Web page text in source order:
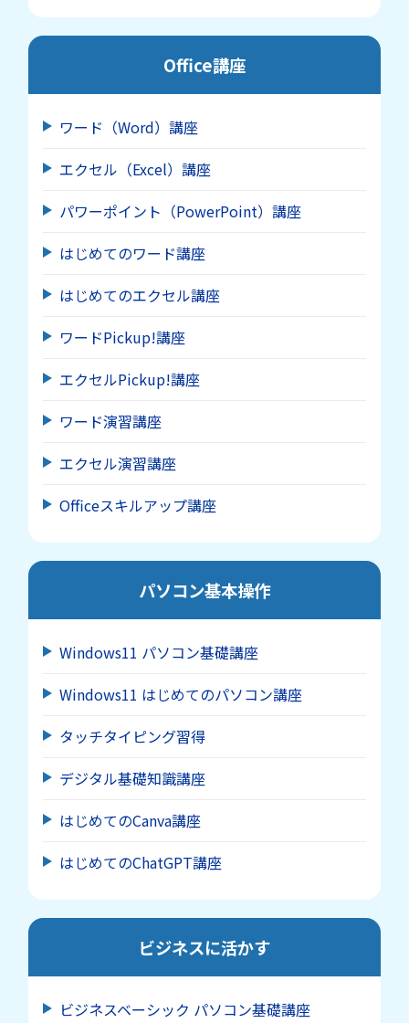
Office講座
ワード（Word）講座
エクセル（Excel）講座
パワーポイント（PowerPoint）講座
はじめてのワード講座
はじめてのエクセル講座
ワードPickup!講座
エクセルPickup!講座
ワード演習講座
エクセル演習講座
Officeスキルアップ講座
パソコン基本操作
Windows11 パソコン基礎講座
Windows11 はじめてのパソコン講座
タッチタイピング習得
デジタル基礎知識講座
はじめてのCanva講座
はじめてのChatGPT講座
ビジネスに活かす
ビジネスベーシック パソコン基礎講座